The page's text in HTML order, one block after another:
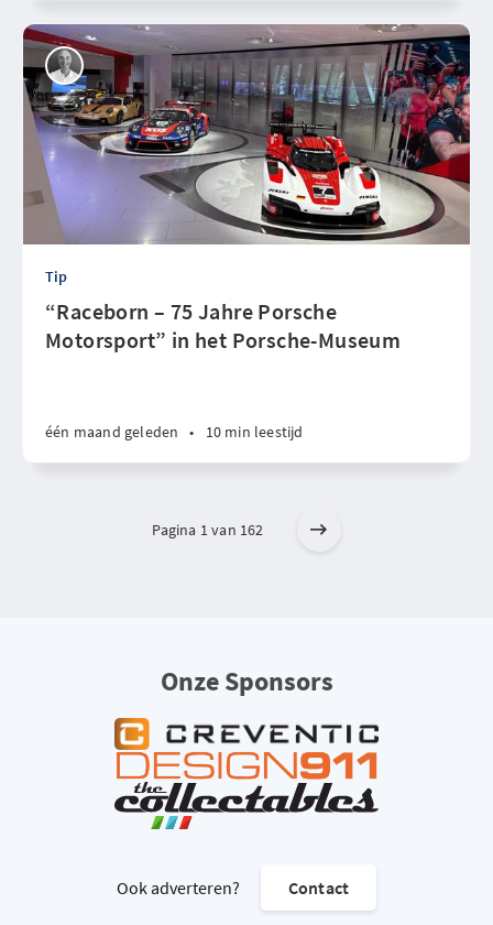
Tip
“Raceborn – 75 Jahre Porsche
Motorsport” in het Porsche-Museum
één maand geleden • 10 min leestijd
Pagina 1 van 162
Onze Sponsors
Ook adverteren? Contact